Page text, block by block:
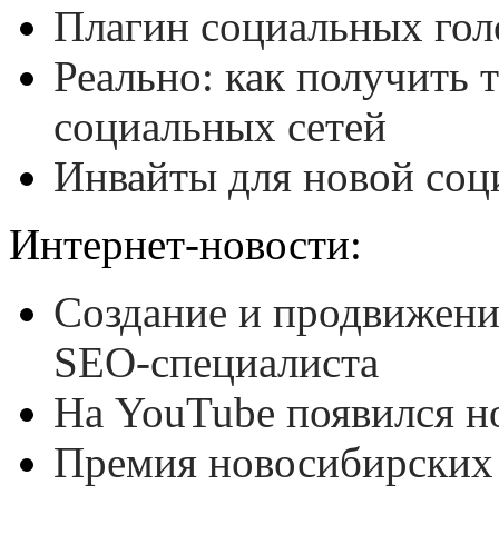
Плагин социальных
Реально: как получить
социальных сетей
Инвайты для новой
Интернет-новости:
Создание и
SEO-специалиста
На YouTube появился
Премия новосибирских